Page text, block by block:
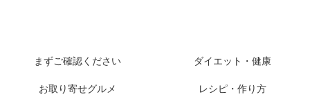
まずご確認ください ダイエット・健康
お取り寄せグルメ レシピ・作り方